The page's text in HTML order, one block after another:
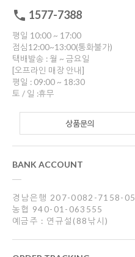
1577-7388
평일 10:00 ~ 17:00
점심12:00~13:00(통화불가)
택배발송 : 월 ~ 금요일
[오프라인 매장 안내]
평일 : 09:00 ~ 18:30
토 / 일 :휴무
상품문의
BANK ACCOUNT
경남은행 207-0082-7158-05
농협 940-01-063555
예금주 : 연규설(88낚시)